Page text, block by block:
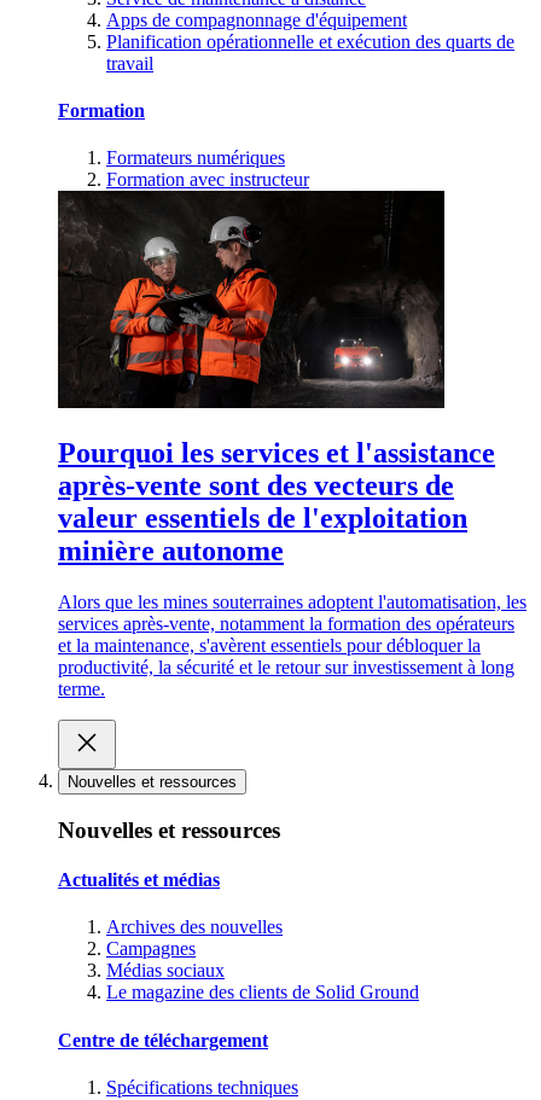
Apps de compagnonnage d'équipement
Planification opérationnelle et exécution des quarts de
travail
Formation
Formateurs numériques
Formation avec instructeur
Pourquoi les services et l'assistance
après-vente sont des vecteurs de
valeur essentiels de l'exploitation
minière autonome
Alors que les mines souterraines adoptent l'automatisation, les
services après-vente, notamment la formation des opérateurs
et la maintenance, s'avèrent essentiels pour débloquer la
productivité, la sécurité et le retour sur investissement à long
terme.
Nouvelles et ressources
Nouvelles et ressources
Actualités et médias
Archives des nouvelles
Campagnes
Médias sociaux
Le magazine des clients de Solid Ground
Centre de téléchargement
Spécifications techniques